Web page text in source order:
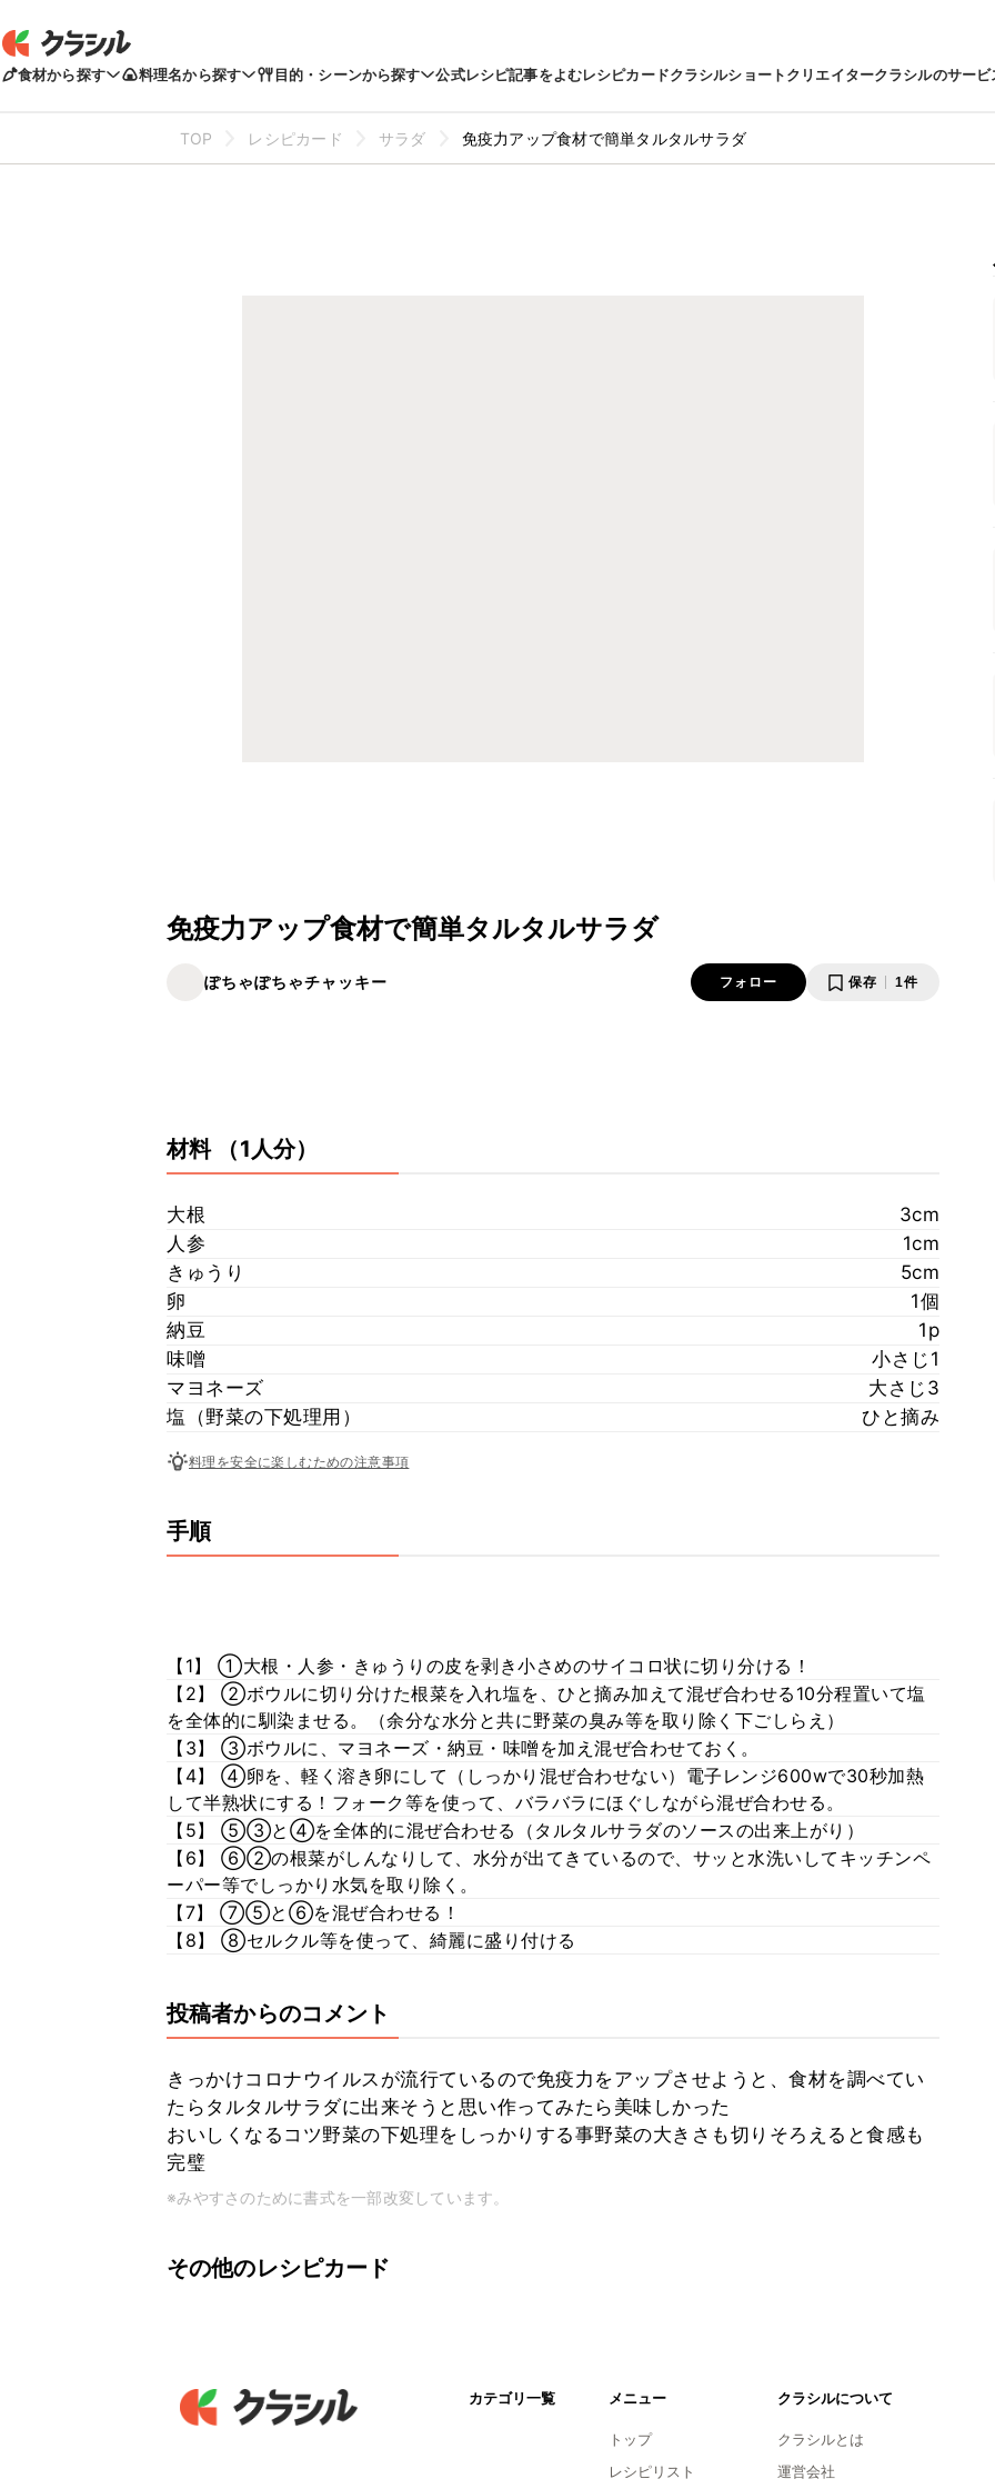
食材から探す 料理名から探す 目的・シーンから探す 公式レシピ記事をよむレシピカードクラシルショートクリエイタークラシルのサービ
TOP レシピカード サラダ 免疫力アップ食材で簡単タルタルサラダ
免疫力アップ食材で簡単タルタルサラダ
ぽちゃぽちゃチャッキー フォロー 保存 1件
材料 （1人分）
大根
3cm
人参
1cm
きゅうり
5cm
卵
1個
納豆
1p
味噌
小さじ1
マヨネーズ
大さじ3
塩（野菜の下処理用）
ひと摘み
料理を安全に楽しむための注意事項
手順
【1】 ①大根・人参・きゅうりの皮を剥き小さめのサイコロ状に切り分ける！
【2】 ②ボウルに切り分けた根菜を入れ塩を、ひと摘み加えて混ぜ合わせる10分程置いて塩
を全体的に馴染ませる。（余分な水分と共に野菜の臭み等を取り除く下ごしらえ）
【3】 ③ボウルに、マヨネーズ・納豆・味噌を加え混ぜ合わせておく。
【4】 ④卵を、軽く溶き卵にして（しっかり混ぜ合わせない）電子レンジ600wで30秒加熱
して半熟状にする！フォーク等を使って、バラバラにほぐしながら混ぜ合わせる。
【5】 ⑤③と④を全体的に混ぜ合わせる（タルタルサラダのソースの出来上がり）
【6】 ⑥②の根菜がしんなりして、水分が出てきているので、サッと水洗いしてキッチンペ
ーパー等でしっかり水気を取り除く。
【7】 ⑦⑤と⑥を混ぜ合わせる！
【8】 ⑧セルクル等を使って、綺麗に盛り付ける
投稿者からのコメント
きっかけコロナウイルスが流行ているので免疫力をアップさせようと、食材を調べてい
たらタルタルサラダに出来そうと思い作ってみたら美味しかった
おいしくなるコツ野菜の下処理をしっかりする事野菜の大きさも切りそろえると食感も
完璧
※みやすさのために書式を一部改変しています。
その他のレシピカード
カテゴリ一覧 メニュー
トップ
レシピリスト
クラシルについて
クラシルとは
運営会社